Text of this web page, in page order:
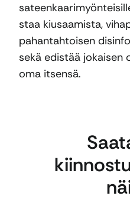
staa kiusaamista,
pahantahtoisen
sekä edistää jokaisen
oma itsensä.